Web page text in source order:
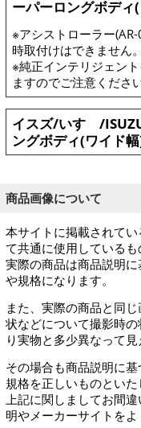
ーパーロングボデ
※アシストローラー
時取付けはできません。
※純正インテリジェン
ますのでご注意ください
イスズ/いすゞ/
ングボディ(ワイド
商品画像について
本サイトに掲載されて
て共通に使用しているも
実際の商品は商品説明
や規格になります。
また、実際の商品と同
状などについて撮影時
り実物と多少異なって見
その場合も商品説明に
規格を正しいものといた
上記に関しましてお間
明やメーカーサイトをよ